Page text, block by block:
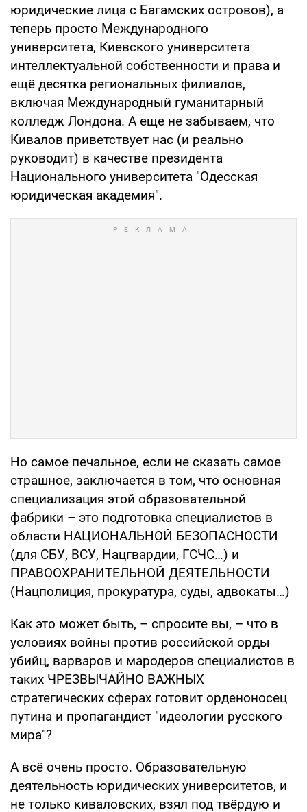
юридические лица с Багамских островов), а
теперь просто Международного
университета, Киевского университета
интеллектуальной собственности и права и
ещё десятка региональных филиалов,
включая Международный гуманитарный
колледж Лондона. А еще не забываем, что
Кивалов приветствует нас (и реально
руководит) в качестве президента
Национального университета "Одесская
юридическая академия".
Но самое печальное, если не сказать самое
страшное, заключается в том, что основная
специализация этой образовательной
фабрики – это подготовка специалистов в
области НАЦИОНАЛЬНОЙ БЕЗОПАСНОСТИ
(для СБУ, ВСУ, Нацгвардии, ГСЧС…) и
ПРАВООХРАНИТЕЛЬНОЙ ДЕЯТЕЛЬНОСТИ
(Нацполиция, прокуратура, суды, адвокаты…)
Как это может быть, – спросите вы, – что в
условиях войны против российской орды
убийц, варваров и мародеров специалистов в
таких ЧРЕЗВЫЧАЙНО ВАЖНЫХ
стратегических сферах готовит орденоносец
путина и пропагандист "идеологии русского
мира"?
А всё очень просто. Образовательную
деятельность юридических университетов, и
не только киваловских, взял под твёрдую и